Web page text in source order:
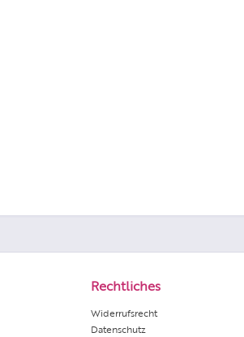
Rechtliches
Widerrufsrecht
Datenschutz